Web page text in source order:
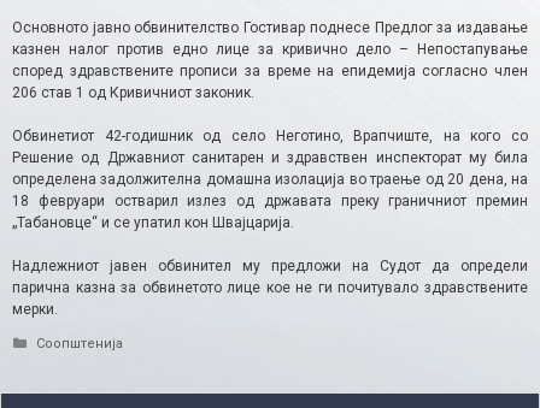
Основното јавно обвинителство Гостивар поднесе Предлог за издавање
казнен налог против едно лице за кривично дело – Непостапување
според здравствените прописи за време на епидемија согласно член
206 став 1 од Кривичниот законик.
Обвинетиот 42-годишник од село Неготино, Врапчиште, на кого со
Решение од Државниот санитарен и здравствен инспекторат му била
определена задолжителна домашна изолација во траење од 20 дена, на
18 февруари остварил излез од државата преку граничниот премин
„Табановце“ и се упатил кон Швајцарија.
Надлежниот јавен обвинител му предложи на Судот да определи
парична казна за обвинетото лице кое не ги почитувало здравствените
мерки.​
Categories
Соопштенија